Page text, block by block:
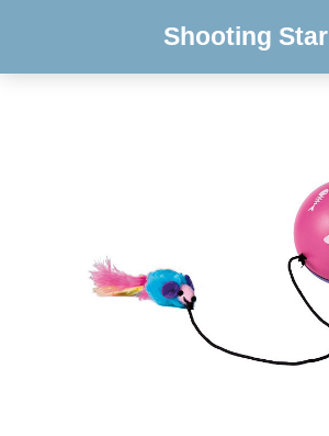
Shooting Star